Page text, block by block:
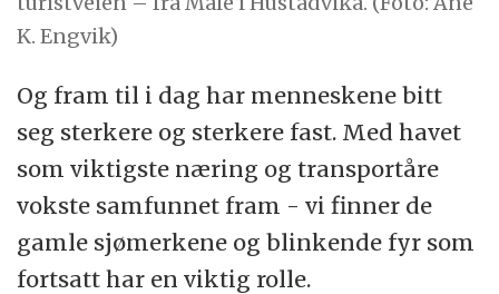
K. Engvik)
Og fram til i dag har menneskene bitt
seg sterkere og sterkere fast. Med havet
som viktigste næring og transportåre
vokste samfunnet fram - vi finner de
gamle sjømerkene og blinkende fyr som
fortsatt har en viktig rolle.